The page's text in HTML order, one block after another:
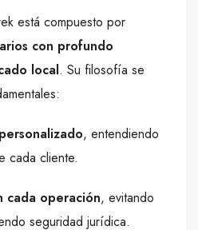
está compuesto por
con profundo
local. Su filosofía se
, entendiendo
cada cliente.
cada operación, evitando
seguridad jurídica.